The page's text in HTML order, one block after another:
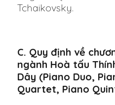
Tchaikovsky.
C. Quy định về
ngành Hoà tấu
Dây (Piano Duo,
Quartet, Piano